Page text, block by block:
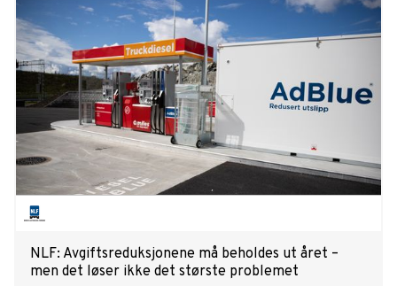
administrerende direktør for Elkjøp Nordic 1. august 2026.
Med sin omfattende erfaring fra både det svenske og
nordiske detaljhandelsmarkedet var han det naturlige valget
til å videreføre selskapets utvikling.
NLF: Avgiftsreduksjonene må beholdes ut året –
men det løser ikke det største problemet